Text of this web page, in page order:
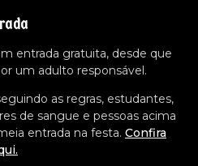
entrada gratuita, desde que
um adulto responsável.
as regras, estudantes,
de sangue e pessoas acima
entrada na festa. Confira